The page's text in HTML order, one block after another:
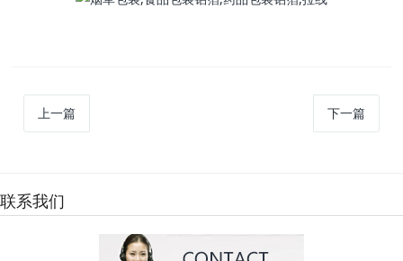
上一篇 下一篇
联系我们